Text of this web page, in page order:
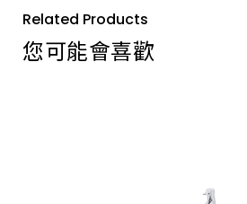
Related Products
您可能會喜歡